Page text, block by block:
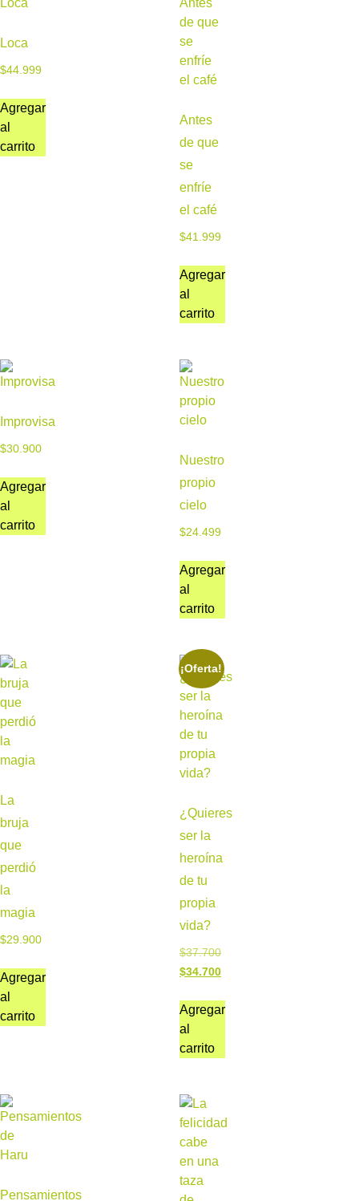
Loca
$44.999
Agregar
al
carrito
Antes
de que
se
enfríe
el café
$41.999
Agregar
al
carrito
Improvisa
$30.900
Agregar
al
carrito
Nuestro
propio
cielo
$24.499
Agregar
al
carrito
La
bruja
que
perdió
la
magia
$29.900
Agregar
al
carrito
¡Oferta!
¿Quieres
ser la
heroína
de tu
propia
vida?
$37.700
$34.700
Agregar
al
carrito
Pensamientos